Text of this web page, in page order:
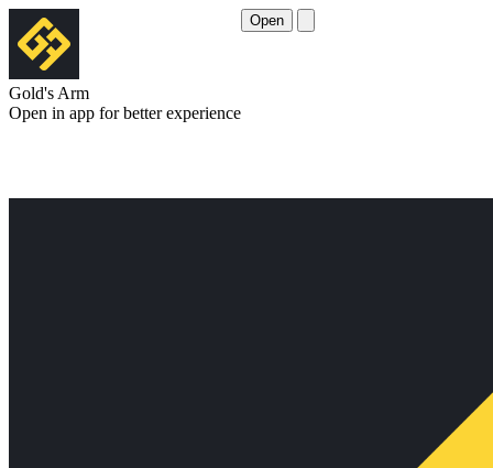
Gold's Arm
Open in app for better experience
Open